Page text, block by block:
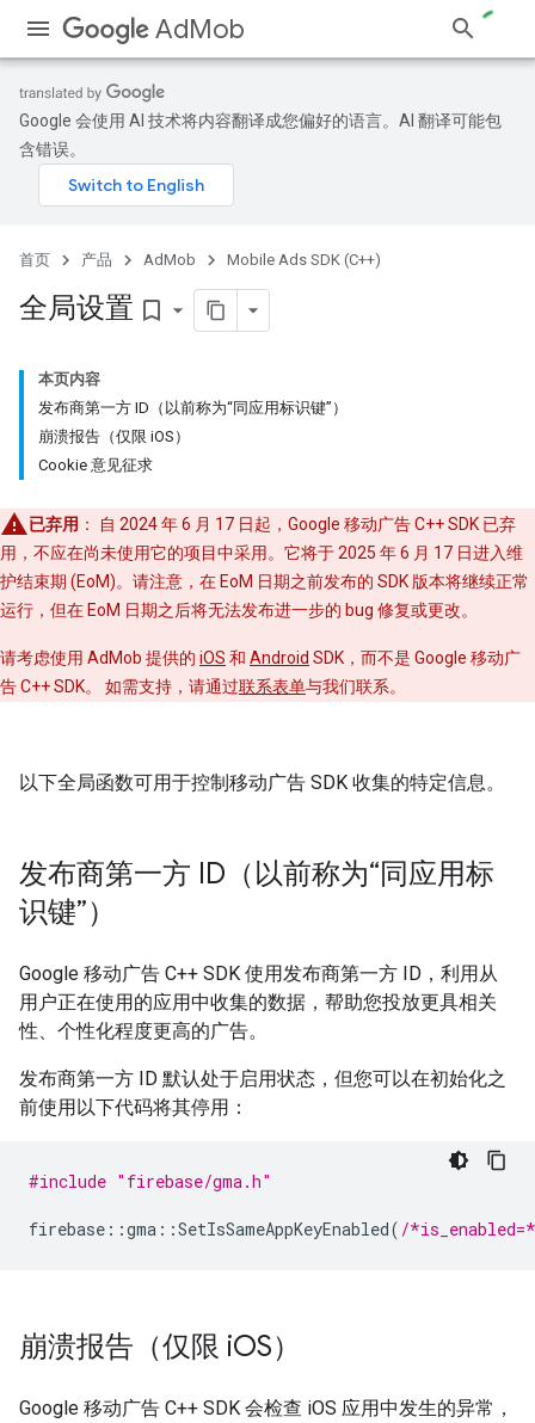
AdMob
Google 会使用 AI 技术将内容翻译成您偏好的语言。AI 翻译可能包
含错误。
首页 产品 AdMob Mobile Ads SDK (C++)
全局设置 bookmark_border
本页内容
发布商第一方 ID（以前称为“同应用标识键”）
崩溃报告（仅限 iOS）
Cookie 意见征求
已弃用 ： 自 2024 年 6 月 17 日起，Google 移动广告 C++ SDK 已弃
用 ，不应在尚未使用它的项目中采用。它将于 2025 年 6 月 17 日进入维
护结束期 (EoM)。请注意，在 EoM 日期之前发布的 SDK 版本将继续正常
运行，但在 EoM 日期之后将无法发布进一步的 bug 修复或更改。
请考虑使用 AdMob 提供的 iOS 和 Android SDK，而不是 Google 移动广
告 C++ SDK。 如需支持，请通过联系表单与我们联系。
以下全局函数可用于控制移动广告 SDK 收集的特定信息。
发布商第一方 ID（以前称为“同应用标
识键”）
Google 移动广告 C++ SDK 使用发布商第一方 ID，利用从
用户正在使用的应用中收集的数据，帮助您投放更具相关
性、个性化程度更高的广告。
发布商第一方 ID 默认处于启用状态，但您可以在初始化之
前使用以下代码将其停用：
#include "firebase/gma.h"
firebase ::gma ::SetIsSameAppKeyEnabled( /
崩溃报告（仅限 iOS）
Google 移动广告 C++ SDK 会检查 iOS 应用中发生的异常，